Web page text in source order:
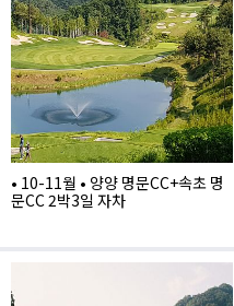
• 10-11월 • 양양 명문CC+속초 명
문CC 2박3일 자차
910,000